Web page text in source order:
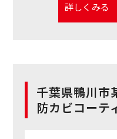
詳しくみる
千葉県鴨川
防カビコーテ